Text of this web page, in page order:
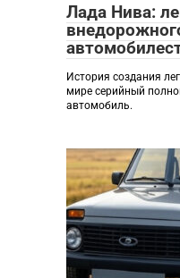
Лада Нива:
История создания
мире серийный
автомобиль.